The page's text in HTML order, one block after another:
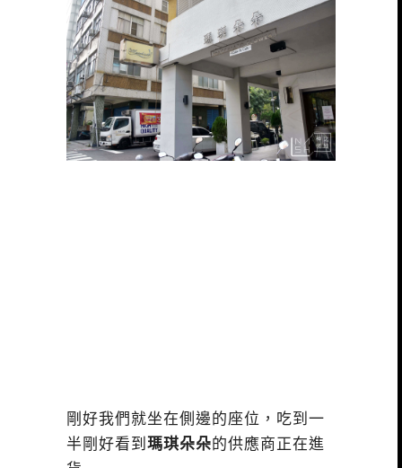
剛好我們就坐在側邊的座位，吃到一
半剛好看到 瑪琪朵朵的供應商正在進